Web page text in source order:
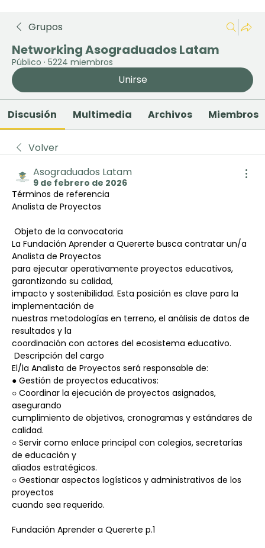
Grupos
Networking Asograduados Latam
Público · 5224 miembros
Unirse
Discusión Multimedia Archivos Miembros
Volver
Asograduados Latam
9 de febrero de 2026
Términos de referencia
Analista de Proyectos
Objeto de la convocatoria
La Fundación Aprender a Quererte busca contratar un/a
Analista de Proyectos
para ejecutar operativamente proyectos educativos,
garantizando su calidad,
impacto y sostenibilidad. Esta posición es clave para la
implementación de
nuestras metodologías en terreno, el análisis de datos de
resultados y la
coordinación con actores del ecosistema educativo.
Descripción del cargo
El/la Analista de Proyectos será responsable de:
● Gestión de proyectos educativos:
○ Coordinar la ejecución de proyectos asignados,
asegurando
cumplimiento de objetivos, cronogramas y estándares de
calidad.
○ Servir como enlace principal con colegios, secretarías
de educación y
aliados estratégicos.
○ Gestionar aspectos logísticos y administrativos de los
proyectos
cuando sea requerido.
Fundación Aprender a Quererte p.1